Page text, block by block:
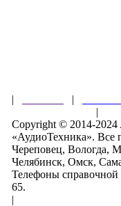
| |
|
Copyright © 2014-2024
«АудиоТехника». Все
Череповец, Вологда,
Челябинск, Омск,
Телефоны справочной
65.
|